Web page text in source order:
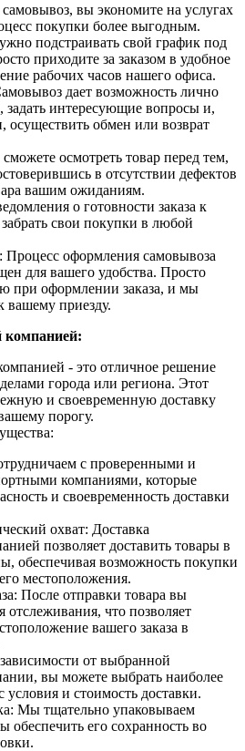
вы экономите на услугах
покупки более выгодным.
подстраивать свой график под
приходите за заказом в удобное
рабочих часов нашего офиса.
дает возможность лично
задать интересующие вопросы и,
осуществить обмен или возврат
осмотреть товар перед тем,
в отсутствии дефектов
вашим ожиданиям.
о готовности заказа к
свои покупки в любой
Процесс оформления самовывоза
для вашего удобства. Просто
при оформлении заказа, и мы
вашему приезду.
компанией:
- это отличное решение
города или региона. Этот
и своевременную доставку
порогу.
с проверенными и
компаниями, которые
и своевременность доставки
охват: Доставка
позволяет доставить товары в
обеспечивая возможность покупки
местоположения.
После отправки товара вы
отслеживания, что позволяет
вашего заказа в
от выбранной
вы можете выбрать наиболее
условия и стоимость доставки.
Мы тщательно упаковываем
обеспечить его сохранность во